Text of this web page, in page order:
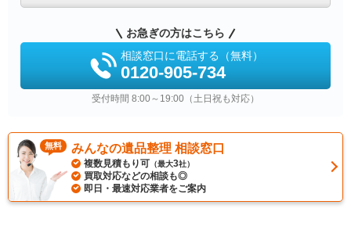
お急ぎの方はこちら
相談窓口に電話する（無料）
0120-905-734
受付時間 8:00～19:00（土日祝も対応）
無料 みんなの遺品整理 相談窓口
複数見積もり可 （最大3社）
買取対応などの相談も◎
即日・最速対応業者をご案内